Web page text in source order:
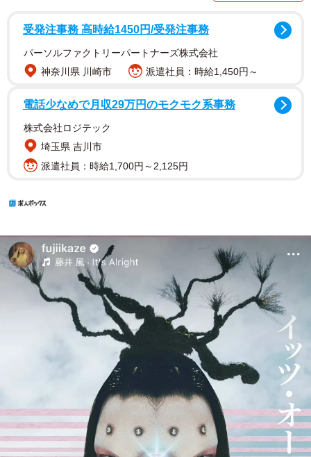
受発注事務 高時給1450円/受発注事務
パーソルファクトリーパートナーズ株式会社
神奈川県 川崎市
派遣社員：時給1,450円～
電話少なめで月収29万円のモクモク系事務
株式会社ロジテック
埼玉県 吉川市
派遣社員：時給1,700円～2,125円